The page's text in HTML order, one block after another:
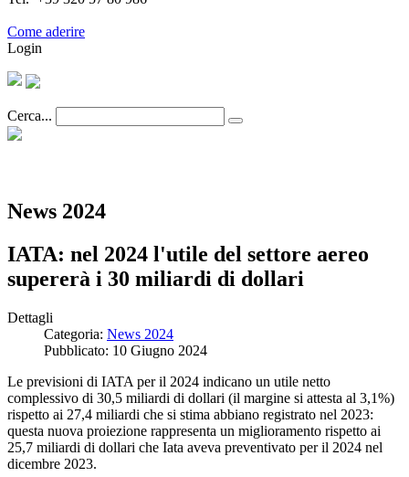
Come aderire
Login
Cerca...
News 2024
IATA: nel 2024 l'utile del settore aereo
supererà i 30 miliardi di dollari
Dettagli
Categoria: News 2024
Pubblicato: 10 Giugno 2024
Le previsioni di IATA per il 2024 indicano un utile netto
complessivo di 30,5 miliardi di dollari (il margine si attesta al 3,1%)
rispetto ai 27,4 miliardi che si stima abbiano registrato nel 2023:
questa nuova proiezione rappresenta un miglioramento rispetto ai
25,7 miliardi di dollari che Iata aveva preventivato per il 2024 nel
dicembre 2023.